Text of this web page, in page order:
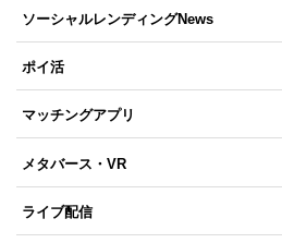
ソーシャルレンディングNews
ポイ活
マッチングアプリ
メタバース・VR
ライブ配信